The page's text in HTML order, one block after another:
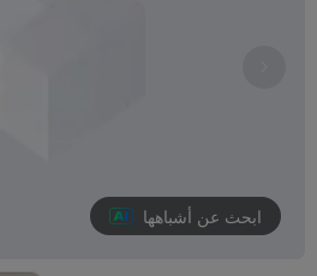
ابحث عن أشباهها